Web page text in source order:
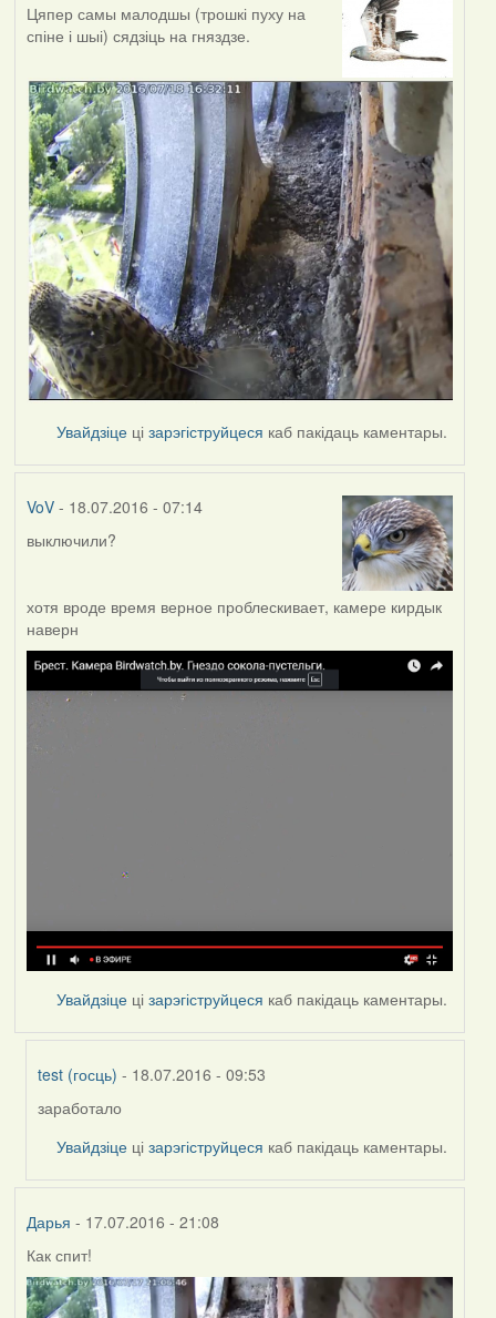
Цяпер самы малодшы (трошкі пуху на
спіне і шыі) сядзіць на гняздзе.
Увайдзіце цізарэгіструйцеся каб пакідаць каментары.
VoV- 18.07.2016 - 07:14
выключили?
хотя вроде время верное проблескивает, камере кирдык
наверн
Увайдзіце цізарэгіструйцеся каб пакідаць каментары.
test (госць) - 18.07.2016 - 09:53
In
reply
by
заработало
Увайдзіце цізарэгіструйцеся каб пакідаць каментары.
Дарья - 17.07.2016 - 21:08
Как спит!